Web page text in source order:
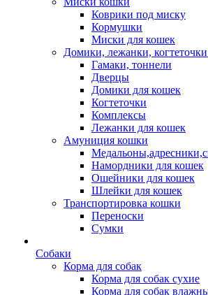
Коврики под миску
Кормушки
Миски для кошек
Домики, лежанки,
Гамаки, тоннели
Дверцы
Домики для кошек
Когтеточки
Комплексы
Лежанки для кошек
Амуниция кошки
Намордники для кошек
Ошейники для кошек
Шлейки для кошек
Транспортировка кошки
Переноски
Сумки
Собаки
Корма для собак
Корма для собак сухие
Корма для собак